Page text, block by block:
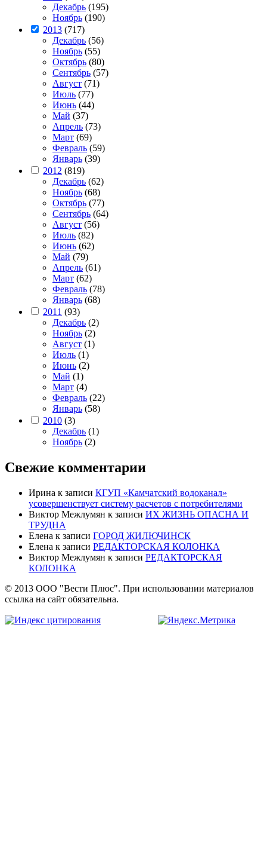
Декабрь (195)
Ноябрь (190)
2013 (717)
Декабрь (56)
Ноябрь (55)
Октябрь (80)
Сентябрь (57)
Август (71)
Июль (77)
Июнь (44)
Май (37)
Апрель (73)
Март (69)
Февраль (59)
Январь (39)
2012 (819)
Декабрь (62)
Ноябрь (68)
Октябрь (77)
Сентябрь (64)
Август (56)
Июль (82)
Июнь (62)
Май (79)
Апрель (61)
Март (62)
Февраль (78)
Январь (68)
2011 (93)
Декабрь (2)
Ноябрь (2)
Август (1)
Июль (1)
Июнь (2)
Май (1)
Март (4)
Февраль (22)
Январь (58)
2010 (3)
Декабрь (1)
Ноябрь (2)
Свежие комментарии
Ирина к записи КГУП «Камчатский водоканал»
усовершенствует систему расчетов с потребителями
Виктор Межлумян к записи ИХ ЖИЗНЬ ОПАСНА И
ТРУДНА
Елена к записи ГОРОД ЖИЛЮЧИНСК
Елена к записи РЕДАКТОРСКАЯ КОЛОНКА
Виктор Межлумян к записи РЕДАКТОРСКАЯ
КОЛОНКА
© 2013 ООО "Вести Плюс". При использовании материалов
ссылка на сайт обязательна.